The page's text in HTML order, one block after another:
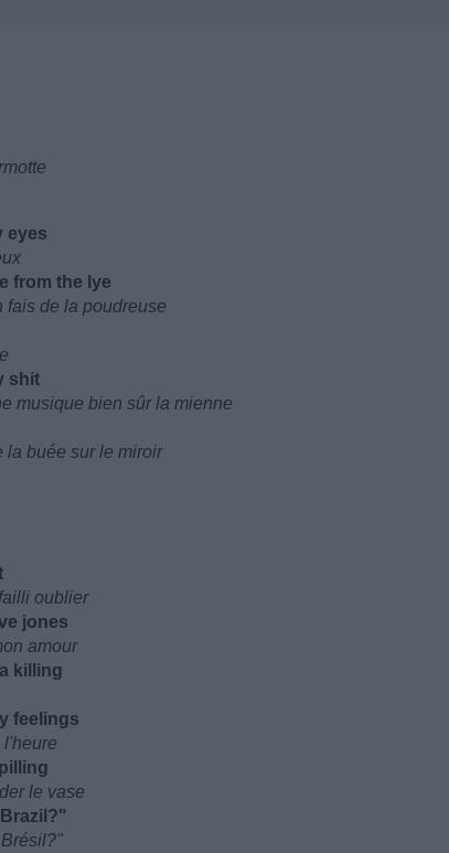
eyes
from the lye
fais de la poudreuse
shit
musique bien sûr la mienne
la buée sur le miroir
oublier
jones
amour
killing
feelings
l'heure
le vase